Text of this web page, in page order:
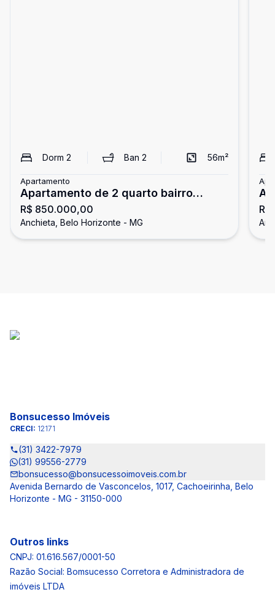
Dorm 2 Ban2 56m²
Apartamento
Apartamento de 2 quarto bairro
Anchieta em Belo Horizonte
R$ 850.000,00
Anchieta, Belo Horizonte - MG
Bonsucesso Imóveis
CRECI: 12171
(31) 3422-7979
(31) 99556-2779
bonsucesso@bonsucessoimoveis.com.br
Avenida Bernardo de Vasconcelos, 1017, Cachoeirinha, Belo
Horizonte - MG - 31150-000
Outros links
CNPJ: 01.616.567/0001-50
Razão Social: Bomsucesso Corretora e Administradora de
imóveis LTDA